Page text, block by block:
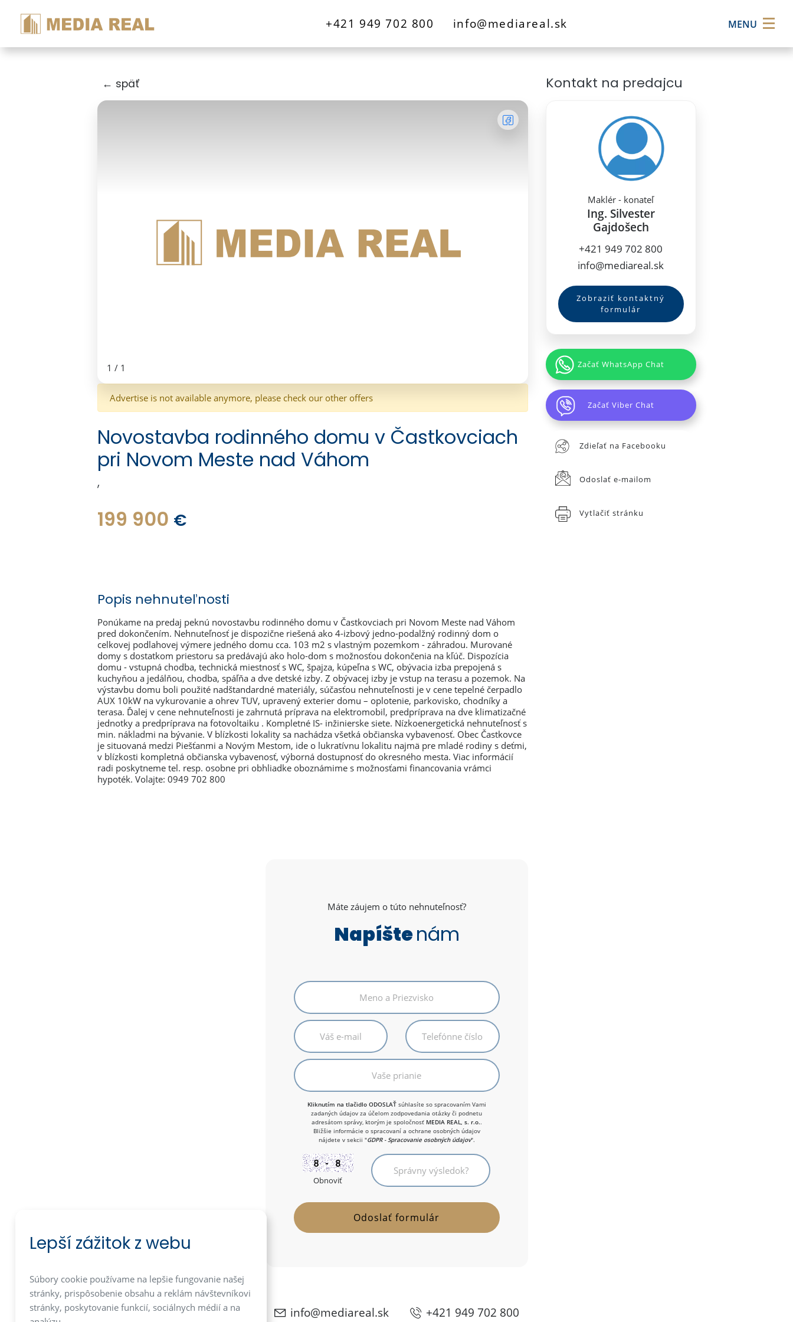
+421 949 702 800 info@mediareal.sk MENU ×
← späť
1 / 1
Advertise is not available anymore, please check our other offers
Novostavba rodinného domu v Častkovciach
pri Novom Meste nad Váhom
,
199 900 €
Popis nehnuteľnosti
Ponúkame na predaj peknú novostavbu rodinného domu v Častkovciach pri Novom Meste nad Váhom
pred dokončením. Nehnuteľnosť je dispozične riešená ako 4-izbový jedno-podalžný rodinný dom o
celkovej podlahovej výmere jedného domu cca. 103 m2 s vlastným pozemkom - záhradou. Murované
domy s dostatkom priestoru sa predávajú ako holo-dom s možnosťou dokončenia na kľúč. Dispozícia
domu - vstupná chodba, technická miestnosť s WC, špajza, kúpeľna s WC, obývacia izba prepojená s
kuchyňou a jedálňou, chodba, spáľňa a dve detské izby. Z obývacej izby je vstup na terasu a pozemok. Na
výstavbu domu boli použité nadštandardné materiály, súčasťou nehnuteľnosti je v cene tepelné čerpadlo
AUX 10kW na vykurovanie a ohrev TUV, upravený exterier domu – oplotenie, parkovisko, chodníky a
terasa. Ďalej v cene nehnuteľnosti je zahrnutá príprava na elektromobil, predpríprava na dve klimatizačné
jednotky a predpríprava na fotovoltaiku . Kompletné IS- inžinierske siete. Nízkoenergetická nehnuteľnosť s
min. nákladmi na bývanie. V blízkosti lokality sa nachádza všetká občianska vybavenosť. Obec Častkovce
je situovaná medzi Piešťanmi a Novým Mestom, ide o lukratívnu lokalitu najmä pre mladé rodiny s deťmi,
v blízkosti kompletná občianska vybavenosť, výborná dostupnosť do okresného mesta. Viac informácií
radi poskytneme tel. resp. osobne pri obhliadke oboznámime s možnosťami financovania vrámci
hypoték. Volajte: 0949 702 800
Kontakt na predajcu
Maklér - konateľ
Ing. Silvester
Gajdošech
+421 949 702 800
info@mediareal.sk
Zobraziť kontaktný
formulár
Začať WhatsApp Chat
Začať Viber Chat
Zdieľať na Facebooku
Odoslať e-mailom
Vytlačiť stránku
Máte záujem o túto nehnuteľnosť?
Napíštenám
Kliknutím na tlačidlo ODOSLAŤsúhlasíte so spracovaním Vami
zadaných údajov za účelom zodpovedania otázky či podnetu
adresátom správy, ktorým je spoločnosť MEDIA REAL, s. r.o..
Bližšie informácie o spracovaní a ochrane osobných údajov
nájdete v sekcii "GDPR - Spracovanie osobných údajov".
Obnoviť
info@mediareal.sk +421 949 702 800
Lepší zážitok z webu
Súbory cookie používame na lepšie fungovanie našej
stránky, prispôsobenie obsahu a reklám návštevníkovi
stránky, poskytovanie funkcií, sociálnych médií a na